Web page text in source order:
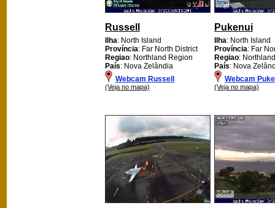
Russell
Ilha: North Island
Província: Far North District
Regiao: Northland Region
País: Nova Zelândia
Webcam Russell
(Veja no mapa)
Pukenui
Ilha: North Island
Província: Far
Regiao:
País: Nova
Webcam
(Veja no mapa)